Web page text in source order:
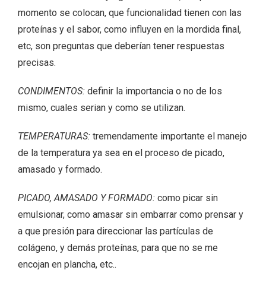
momento se colocan, que funcionalidad tienen con las
proteínas y el sabor, como influyen en la mordida final,
etc, son preguntas que deberían tener respuestas
precisas.
CONDIMENTOS: definir la importancia o no de los
mismo, cuales serian y como se utilizan.
TEMPERATURAS: tremendamente importante el manejo
de la temperatura ya sea en el proceso de picado,
amasado y formado.
PICADO, AMASADO Y FORMADO: como picar sin
emulsionar, como amasar sin embarrar como prensar y
a que presión para direccionar las partículas de
colágeno, y demás proteínas, para que no se me
encojan en plancha, etc..